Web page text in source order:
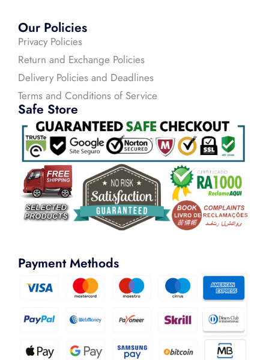
Our Policies
Privacy Policies
Return and Exchange Policies
Delivery Policies and Deadlines
Terms and Conditions of Service
Safe Store
Payment Methods